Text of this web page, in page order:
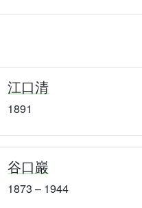
江口清
1891
谷口巖
1873 – 1944